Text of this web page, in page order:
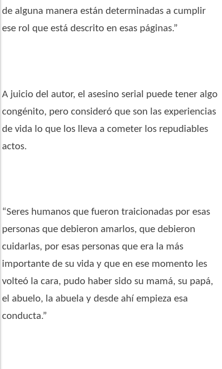
de alguna manera están determinadas a cumplir
ese rol que está descrito en esas páginas.”
A juicio del autor, el asesino serial puede tener algo
congénito, pero consideró que son las experiencias
de vida lo que los lleva a cometer los repudiables
actos.
“Seres humanos que fueron traicionadas por esas
personas que debieron amarlos, que debieron
cuidarlas, por esas personas que era la más
importante de su vida y que en ese momento les
volteó la cara, pudo haber sido su mamá, su papá,
el abuelo, la abuela y desde ahí empieza esa
conducta.”